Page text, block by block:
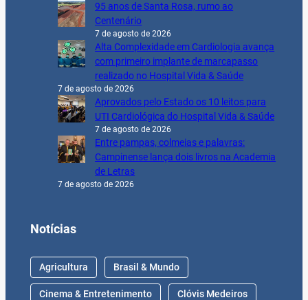
95 anos de Santa Rosa, rumo ao
Centenário
7 de agosto de 2026
Alta Complexidade em Cardiologia avança
com primeiro implante de marcapasso
realizado no Hospital Vida & Saúde
7 de agosto de 2026
Aprovados pelo Estado os 10 leitos para
UTI Cardiológica do Hospital Vida & Saúde
7 de agosto de 2026
Entre pampas, colmeias e palavras:
Campinense lança dois livros na Academia
de Letras
7 de agosto de 2026
Notícias
Agricultura Brasil & Mundo
Cinema & Entretenimento Clóvis Medeiros